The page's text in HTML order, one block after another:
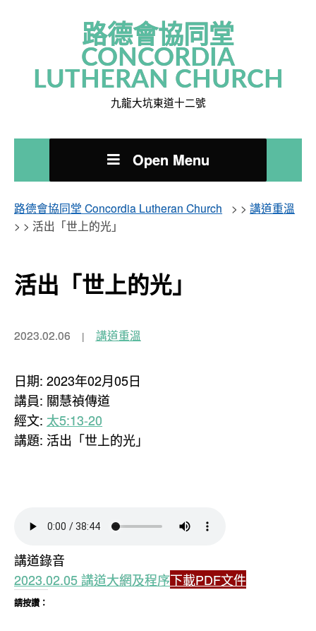
路德會協同堂
CONCORDIA
LUTHERAN CHURCH
九龍大坑東道十二號
Open Menu
路德會協同堂 Concordia Lutheran Church > > 講道重溫
> > 活出「世上的光」
活出「世上的光」
2023.02.06 講道重溫
日期: 2023年02月05日
講員: 關慧禎傳道
經文: 太5:13-20
講題: 活出「世上的光」
講道錄音
2023.02.05 講道大網及程序下載PDF文件
請按讚：